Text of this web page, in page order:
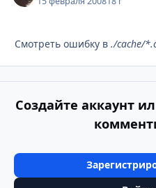
Смотреть ошибку в ./cache/
Создайте аккаунт